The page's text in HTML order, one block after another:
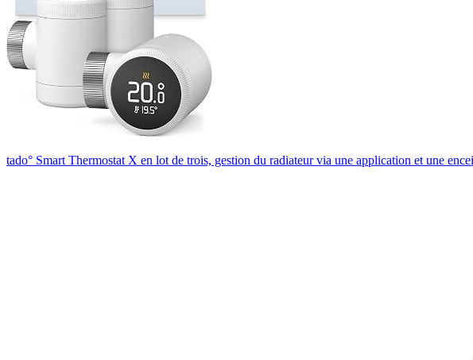
tado° Smart Thermostat X en lot de trois, gestion du radiateur via une application et une